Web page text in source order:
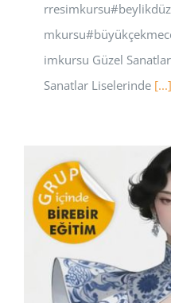
imkursu Güzel
Sanatlar Liselerinde [...]